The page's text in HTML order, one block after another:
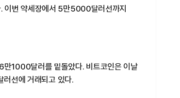
번 약세장에서 5만5000달러선까지
만1000달러를 밑돌았다. 비트코인은 이날
선에 거래되고 있다.